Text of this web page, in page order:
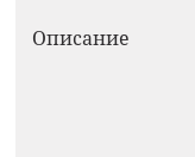
Описание